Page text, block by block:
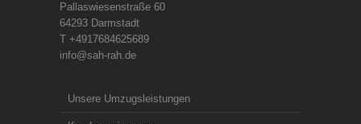
Pallaswiesenstraße 60
64293 Darmstadt
T +4917684625689
info@sah-rah.de
Unsere Umzugsleistungen